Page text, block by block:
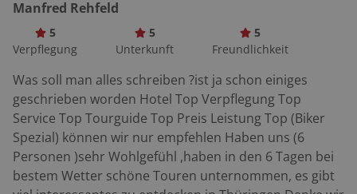
Der hübsche Ort ist seit dem 16. Jahrhundert berühmt
für seine Spielzeugherstellung. Markenzeichen: das
Sonneberger Reiterlein. Ein absolutes Muss ist deshalb
der Abstecher ins Spielzeugmuseum. Ab Sonneberg
schlängelt sich die Route an der Steinach entlang nach
Lauscha. Eine ruhige Etappe. Wer sich für Glasbläserei
interessiert, sollte zwischen den schieferverkleideten
Häusern von Lauscha den Zündschlüssel abziehen. In
der dortigen Farbglashütte darf man den Bläsern über
die Schulter sehen. Hinter Lauscha wird es dann
Manfred Rehfeld
5
Verpflegung
5
Unterkunft
5
Freundlichkeit
Was soll man alles schreiben ?ist ja schon einiges
geschrieben worden Hotel Top Verpflegung Top
Service Top Tourguide Top Preis Leistung Top (Biker
Spezial) können wir nur empfehlen Haben uns (6
Personen )sehr Wohlgefühl ,haben in den 6 Tagen bei
bestem Wetter schöne Touren unternommen, es gibt